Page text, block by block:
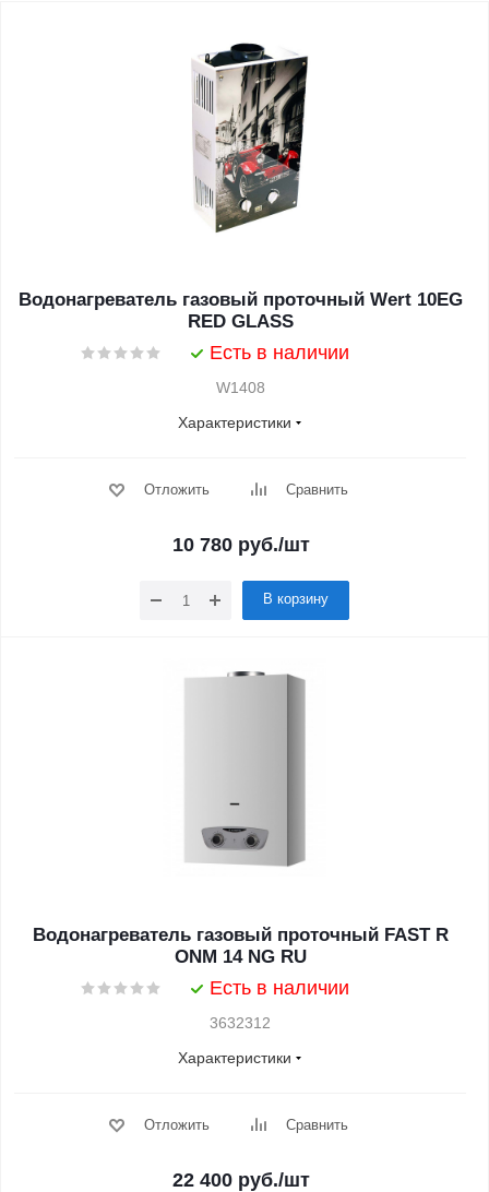
Водонагреватель газовый проточный Wert 10EG
RED GLASS
Есть в наличии
W1408
Характеристики
Отложить Сравнить
10 780руб./шт
В корзину
Водонагреватель газовый проточный FAST R
ONM 14 NG RU
Есть в наличии
3632312
Характеристики
Отложить Сравнить
22 400руб./шт